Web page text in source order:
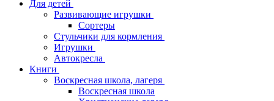
Для детей
Развивающие игрушки
Сортеры
Стульчики для кормления
Игрушки
Автокресла
Книги
Воскресная школа, лагеря
Воскресная школа